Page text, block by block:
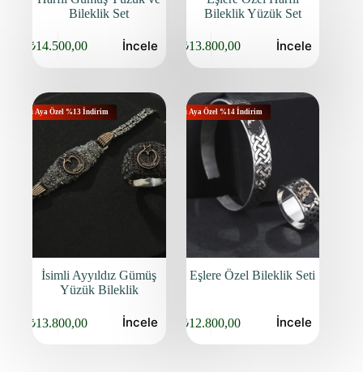
Bileklik Set
Orijinal
₺14.500,00
Şu
İncele
Bileklik Yüzük Set
Orijinal
fiyat:
₺13.800,00
Şu
andaki
₺13.800,00.
İncele
Bu Aya Özel %13 İndirim
İsimli Ayyıldız Gümüş
Yüzük Bileklik
Orijinal
₺13.800,00
Şu
İncele
Bu Aya Özel %14 İndirim
Eşlere Özel Bileklik Seti
Orijinal
fiyat:
₺12.800,00
Şu
andaki
İncele